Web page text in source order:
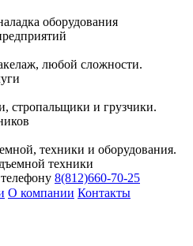
оборудования
любой сложности.
стропальщики и грузчики.
техники и оборудования.
8(812)660-70-25
О компании Контакты